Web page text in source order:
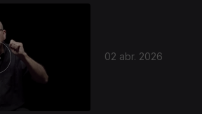
02 abr. 2026